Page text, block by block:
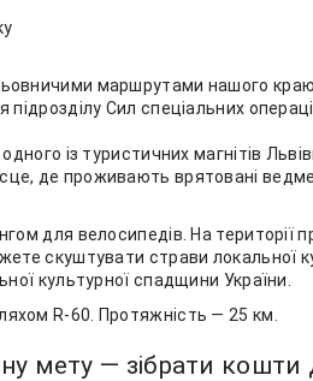
маршрутами нашого
Сил спеціальних
із туристичних магнітів
де проживають врятовані
для велосипедів. На території
скуштувати страви локальної
культурної спадщини України.
R-60. Протяжність — 25 км.
мету — зібрати